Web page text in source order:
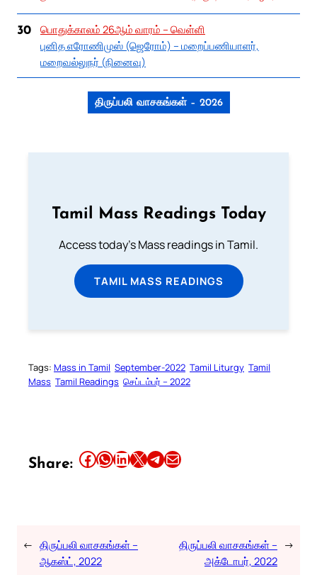
30
பொதுக்காலம் 26ஆம் வாரம் – வெள்ளி
புனித எரோணிமுஸ் (ஜெரோம்) – மறைப்பணியாளர்,
மறைவல்லுநர் (நினைவு)
திருப்பலி வாசகங்கள் – 2026
Tamil Mass Readings Today
Access today's Mass readings in Tamil.
TAMIL MASS READINGS
Tags: Mass in Tamil September-2022 Tamil Liturgy Tamil
Mass Tamil Readings செப்டம்பர் – 2022
Share: Share this article on Facebook Share this article on WhatsApp Share this article on LinkedIn Share this article on X Share this article on TelegramEmail this Article
← திருப்பலி வாசகங்கள் –
ஆகஸ்ட், 2022
திருப்பலி வாசகங்கள் –
அக்டோபர், 2022
→